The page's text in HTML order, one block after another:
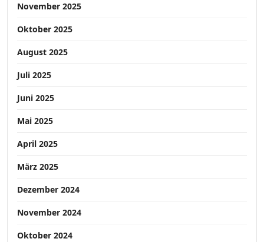
November 2025
Oktober 2025
August 2025
Juli 2025
Juni 2025
Mai 2025
April 2025
März 2025
Dezember 2024
November 2024
Oktober 2024